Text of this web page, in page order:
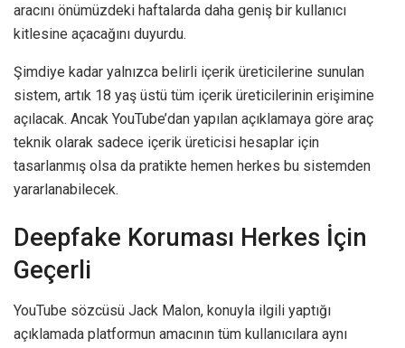
aracını önümüzdeki haftalarda daha geniş bir kullanıcı
kitlesine açacağını duyurdu.
Şimdiye kadar yalnızca belirli içerik üreticilerine sunulan
sistem, artık 18 yaş üstü tüm içerik üreticilerinin erişimine
açılacak. Ancak YouTube’dan yapılan açıklamaya göre araç
teknik olarak sadece içerik üreticisi hesaplar için
tasarlanmış olsa da pratikte hemen herkes bu sistemden
yararlanabilecek.
Deepfake Koruması Herkes İçin
Geçerli
YouTube sözcüsü Jack Malon, konuyla ilgili yaptığı
açıklamada platformun amacının tüm kullanıcılara aynı